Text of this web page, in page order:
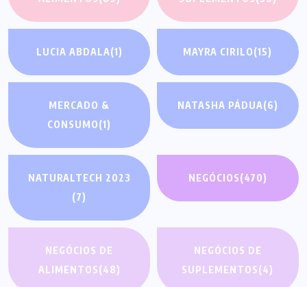
LUCIA ABDALA(1) MAYRA CIRILO(15)
MERCADO &
CONSUMO(1)
NATASHA PÁDUA(6)
NATURALTECH 2023
(7)
NEGÓCIOS(470)
NEGÓCIOS DE
ALIMENTOS(48)
NEGÓCIOS DE
SUPLEMENTOS(4)